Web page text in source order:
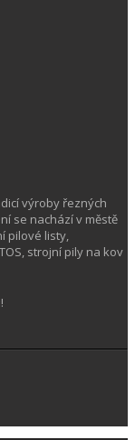
výroby řezných
se nachází v městě
pilové listy,
strojní pily na kov